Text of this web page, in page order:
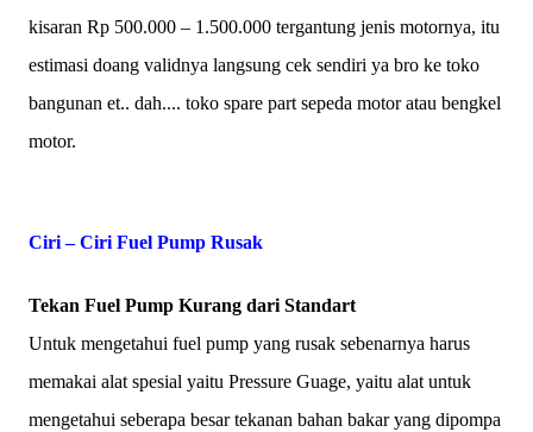
kisaran Rp 500.000 – 1.500.000 tergantung jenis motornya, itu
estimasi doang validnya langsung cek sendiri ya bro ke toko
bangunan et.. dah.... toko spare part sepeda motor atau bengkel
motor.
Ciri – Ciri Fuel Pump Rusak
Tekan Fuel Pump Kurang dari Standart
Untuk mengetahui fuel pump yang rusak sebenarnya harus
memakai alat spesial yaitu Pressure Guage, yaitu alat untuk
mengetahui seberapa besar tekanan bahan bakar yang dipompa